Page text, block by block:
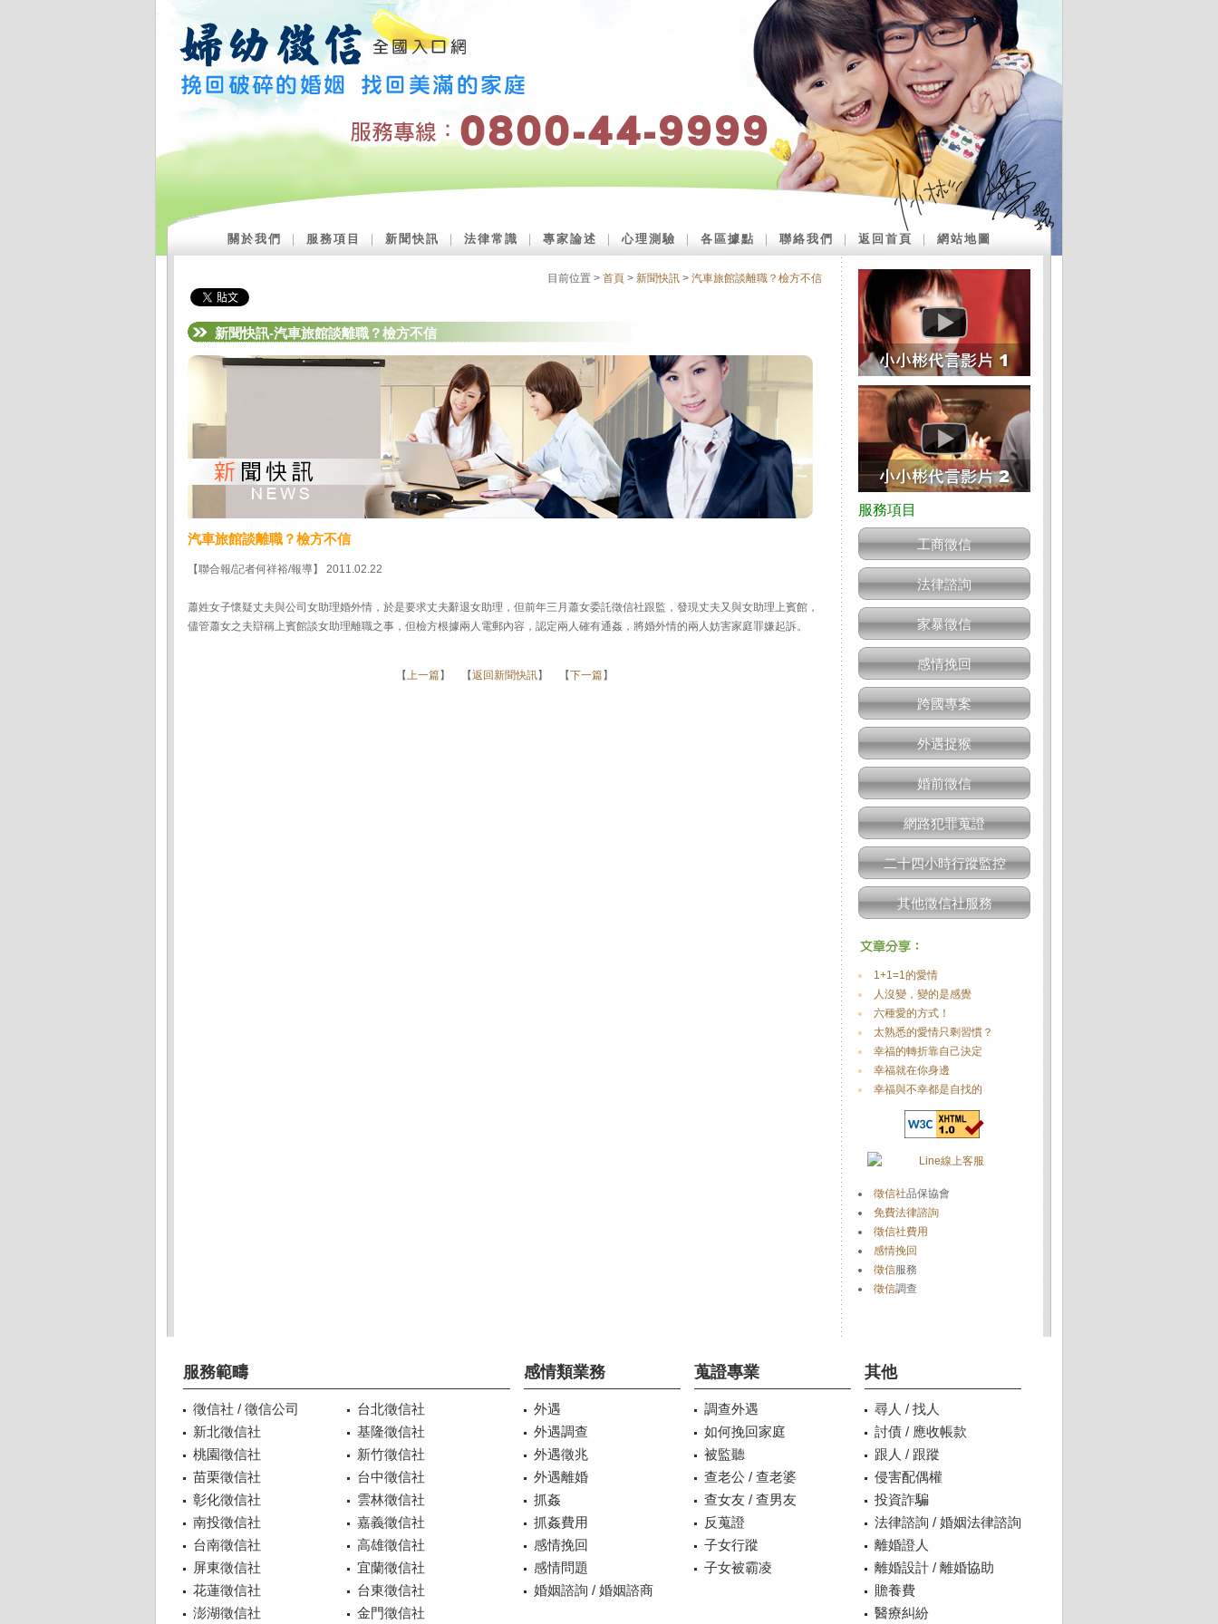
關於我們 服務項目 新聞快訊 法律常識 專家論述 ｜心理測驗 各區據點 聯絡我們 返回首頁 網站地圖
目前位置 > 首頁 > 新聞快訊 > 汽車旅館談離職？檢方不信
新聞快訊-汽車旅館談離職？檢方不信
汽車旅館談離職？檢方不信
【聯合報/記者何祥裕/報導】 2011.02.22
蕭姓女子懷疑丈夫與公司女助理婚外情，於是要求丈夫辭退女助理，但前年三月蕭女委託徵信社跟監，發現丈夫又與女助理上賓館，
儘管蕭女之夫辯稱上賓館談女助理離職之事，但檢方根據兩人電郵內容，認定兩人確有通姦，將婚外情的兩人妨害家庭罪嫌起訴。
【上一篇】 【返回新聞快訊】 【下一篇】
工商徵信
法律諮詢
家暴徵信
感情挽回
跨國專案
外遇捉猴
婚前徵信
網路犯罪蒐證
二十四小時行蹤監控
其他徵信社服務
1+1=1的愛情
人沒變，變的是感覺
六種愛的方式！
太熟悉的愛情只剩習慣？
幸福的轉折靠自己決定
幸福就在你身邊
幸福與不幸都是自找的
徵信社品保協會
免費法律諮詢
徵信社費用
感情挽回
徵信服務
徵信調查
服務範疇
徵信社 / 徵信公司
台北徵信社
新北徵信社
基隆徵信社
桃園徵信社
新竹徵信社
苗栗徵信社
台中徵信社
彰化徵信社
雲林徵信社
南投徵信社
嘉義徵信社
台南徵信社
高雄徵信社
屏東徵信社
宜蘭徵信社
花蓮徵信社
台東徵信社
澎湖徵信社
金門徵信社
感情類業務
外遇
外遇調查
外遇徵兆
外遇離婚
抓姦
抓姦費用
感情挽回
感情問題
婚姻諮詢 / 婚姻諮商
蒐證專業
調查外遇
如何挽回家庭
被監聽
查老公 / 查老婆
查女友 / 查男友
反蒐證
子女行蹤
子女被霸凌
其他
尋人 / 找人
討債 / 應收帳款
跟人 / 跟蹤
侵害配偶權
投資詐騙
法律諮詢 / 婚姻法律諮詢
離婚證人
離婚設計 / 離婚協助
贍養費
醫療糾紛